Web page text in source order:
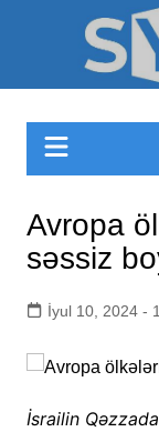
Avropa
səssiz
İyul 10, 2024 -
İsrailin